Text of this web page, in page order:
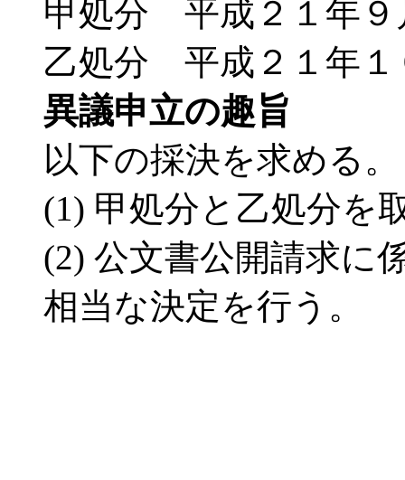
甲処分 平成２１年９
乙処分 平成２１年１
異議申立の趣旨
以下の採決を求める。
(1) 甲処分と乙処分を
(2) 公文書公開請求に
相当な決定を行う。